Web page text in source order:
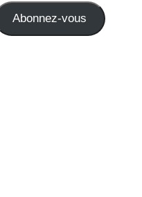
Abonnez-vous